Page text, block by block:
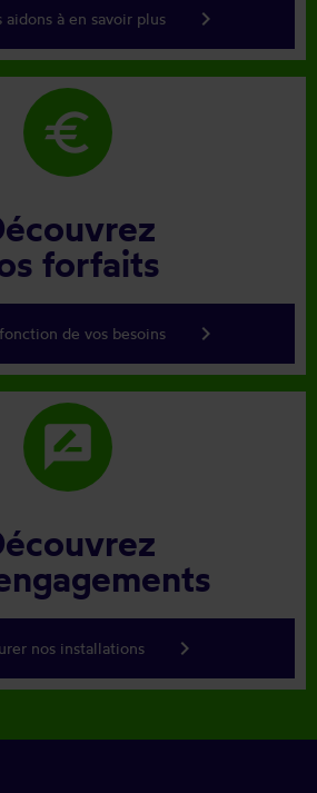
aidons à en savoir plus keyboard_arrow_right
euro
forfaits
de vos besoins keyboard_arrow_right
rate_review
nos installations keyboard_arrow_right